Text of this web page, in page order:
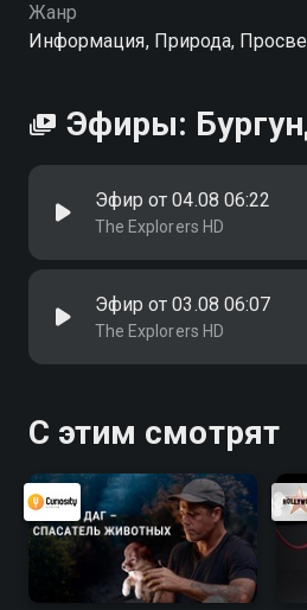
Жанр
Информация, Природа,
Эфиры:
Эфир от 04.08 06:22
The Explorers HD
Эфир от 03.08 06:07
The Explorers HD
С этим смотрят